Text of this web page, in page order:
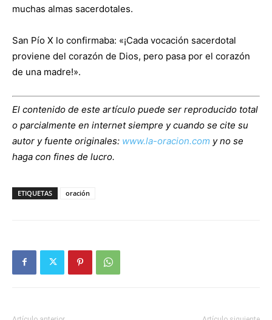
muchas almas sacerdotales.
San Pío X lo confirmaba: «¡Cada vocación sacerdotal
proviene del corazón de Dios, pero pasa por el corazón
de una madre!».
El contenido de este artículo puede ser reproducido total
o parcialmente en internet siempre y cuando se cite su
autor y fuente originales: www.la-oracion.com y no se
haga con fines de lucro.
ETIQUETAS oración